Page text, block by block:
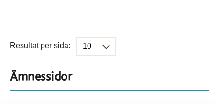
Resultat per sida:
Ämnessidor